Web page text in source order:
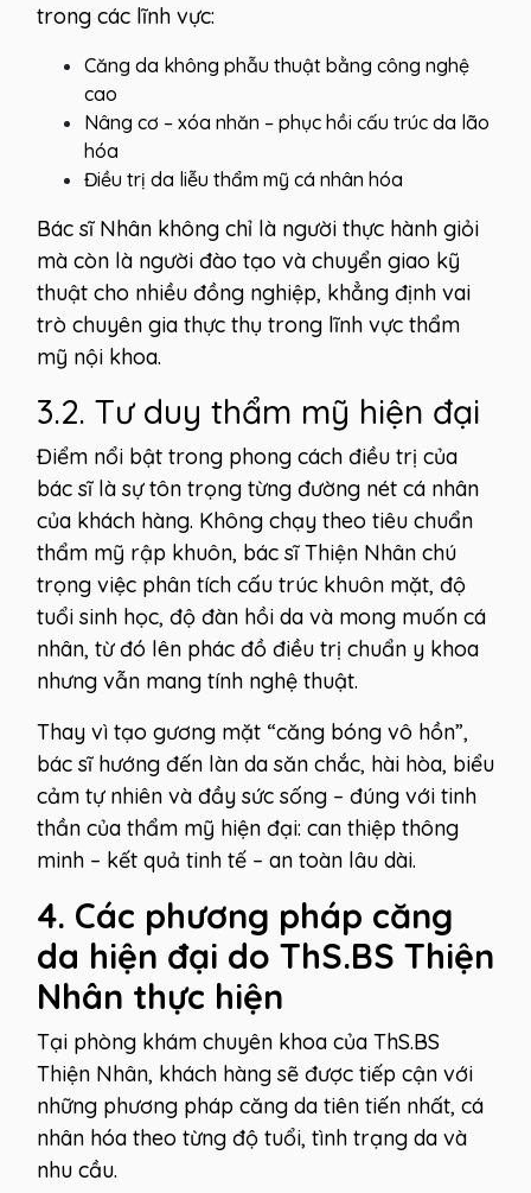
trong các lĩnh vực:
Căng da không phẫu thuật bằng công nghệ
cao
Nâng cơ – xóa nhăn – phục hồi cấu trúc da lão
hóa
Điều trị da liễu thẩm mỹ cá nhân hóa
Bác sĩ Nhân không chỉ là người thực hành giỏi
mà còn là người đào tạo và chuyển giao kỹ
thuật cho nhiều đồng nghiệp, khẳng định vai
trò chuyên gia thực thụ trong lĩnh vực thẩm
mỹ nội khoa.
3.2. Tư duy thẩm mỹ hiện đại
Điểm nổi bật trong phong cách điều trị của
bác sĩ là sự tôn trọng từng đường nét cá nhân
của khách hàng. Không chạy theo tiêu chuẩn
thẩm mỹ rập khuôn, bác sĩ Thiện Nhân chú
trọng việc phân tích cấu trúc khuôn mặt, độ
tuổi sinh học, độ đàn hồi da và mong muốn cá
nhân, từ đó lên phác đồ điều trị chuẩn y khoa
nhưng vẫn mang tính nghệ thuật.
Thay vì tạo gương mặt “căng bóng vô hồn”,
bác sĩ hướng đến làn da săn chắc, hài hòa, biểu
cảm tự nhiên và đầy sức sống – đúng với tinh
thần của thẩm mỹ hiện đại: can thiệp thông
minh – kết quả tinh tế – an toàn lâu dài.
4. Các phương pháp căng
da hiện đại do ThS.BS Thiện
Nhân thực hiện
Tại phòng khám chuyên khoa của ThS.BS
Thiện Nhân, khách hàng sẽ được tiếp cận với
những phương pháp căng da tiên tiến nhất, cá
nhân hóa theo từng độ tuổi, tình trạng da và
nhu cầu.